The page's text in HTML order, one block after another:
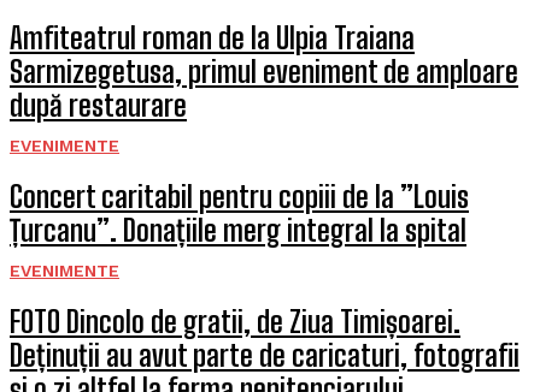
Amfiteatrul roman de la Ulpia Traiana
Sarmizegetusa, primul eveniment de amploare
după restaurare
EVENIMENTE
Concert caritabil pentru copiii de la ”Louis
Țurcanu”. Donațiile merg integral la spital
EVENIMENTE
FOTO Dincolo de gratii, de Ziua Timișoarei.
Deținuții au avut parte de caricaturi, fotografii